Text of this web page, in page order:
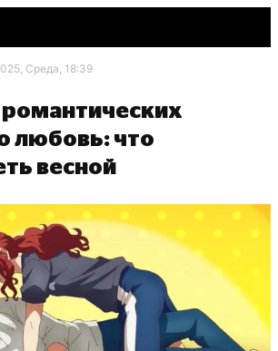
Среда, 18:39
любовь: что
весной